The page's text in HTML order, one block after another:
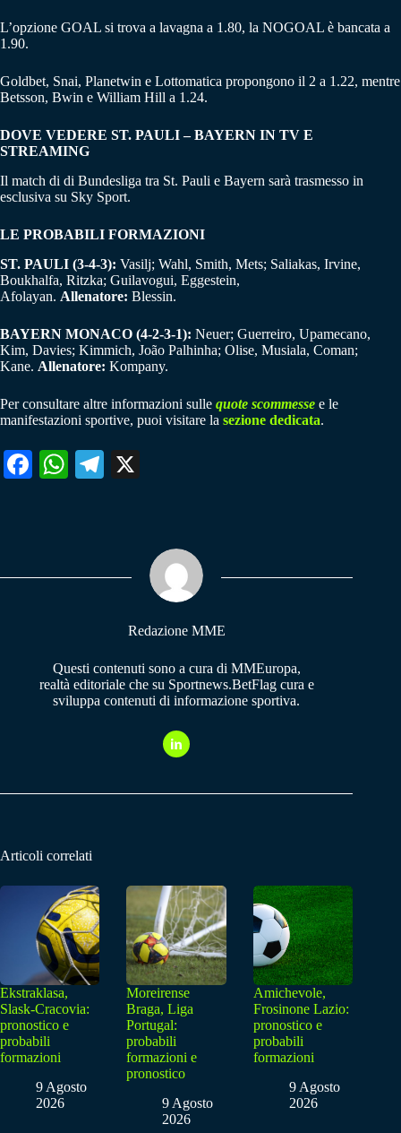
L’opzione GOAL si trova a lavagna a 1.80, la NOGOAL è bancata a
1.90.
Goldbet, Snai, Planetwin e Lottomatica propongono il 2 a 1.22, mentre
Betsson, Bwin e William Hill a 1.24.
DOVE VEDERE ST. PAULI – BAYERN IN TV E
STREAMING
Il match di di Bundesliga tra St. Pauli e Bayern sarà trasmesso in
esclusiva su Sky Sport.
LE PROBABILI FORMAZIONI
ST. PAULI (3-4-3): Vasilj; Wahl, Smith, Mets; Saliakas, Irvine,
Boukhalfa, Ritzka; Guilavogui, Eggestein,
Afolayan. Allenatore: Blessin.
BAYERN MONACO (4-2-3-1): Neuer; Guerreiro, Upamecano,
Kim, Davies; Kimmich, João Palhinha; Olise, Musiala, Coman;
Kane. Allenatore: Kompany.
Per consultare altre informazioni sulle quote scommesse e le
manifestazioni sportive, puoi visitare la sezione dedicata.
Fa W
pp
Te
m
Redazione MME
Questi contenuti sono a cura di MMEuropa,
realtà editoriale che su Sportnews.BetFlag cura e
sviluppa contenuti di informazione sportiva.
Articoli correlati
Ekstraklasa,
Slask-Cracovia:
pronostico e
probabili
formazioni
9 Agosto
2026
Moreirense
Braga, Liga
Portugal:
probabili
formazioni e
pronostico
9 Agosto
2026
Amichevole,
Frosinone Lazio:
pronostico e
probabili
formazioni
9 Agosto
2026